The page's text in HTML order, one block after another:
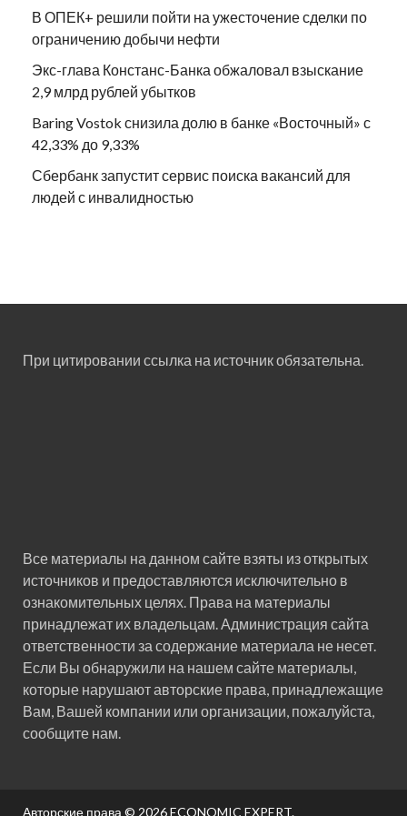
В ОПЕК+ решили пойти на ужесточение сделки по
ограничению добычи нефти
Экс-глава Констанс-Банка обжаловал взыскание
2,9 млрд рублей убытков
Baring Vostok снизила долю в банке «Восточный» с
42,33% до 9,33%
Сбербанк запустит сервис поиска вакансий для
людей с инвалидностью
При цитировании ссылка на источник обязательна.
Все материалы на данном сайте взяты из открытых
источников и предоставляются исключительно в
ознакомительных целях. Права на материалы
принадлежат их владельцам. Администрация сайта
ответственности за содержание материала не несет.
Если Вы обнаружили на нашем сайте материалы,
которые нарушают авторские права, принадлежащие
Вам, Вашей компании или организации, пожалуйста,
сообщите нам.
Авторские права © 2026ECONOMIC EXPERT.